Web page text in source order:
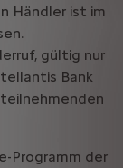
Händler ist im
gültig nur
Bank
Programm der